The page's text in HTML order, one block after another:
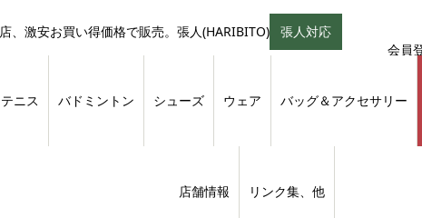
、激安お買い得価格で販売。張人(HARIBITO) 張人対応
会員
ニス バドミントン シューズ ウェア バッグ＆アクセサリー
店舗情報 リンク集、他